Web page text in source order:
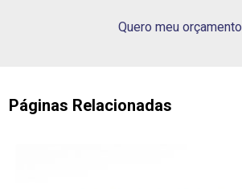
Quero meu orçamento
Páginas Relacionadas